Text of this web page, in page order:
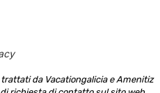
da Vacationgalicia e Amenitiz